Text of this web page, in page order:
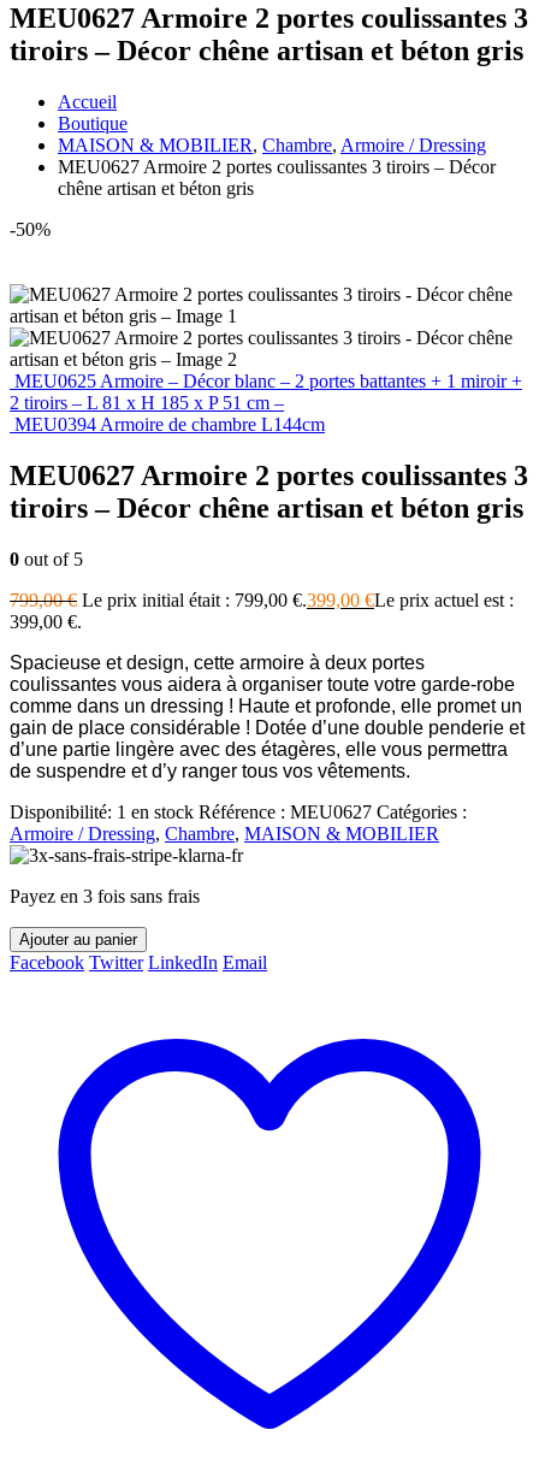
MEU0627 Armoire 2 portes coulissantes 3
tiroirs – Décor chêne artisan et béton gris
Accueil
Boutique
MAISON & MOBILIER, Chambre, Armoire / Dressing
MEU0627 Armoire 2 portes coulissantes 3 tiroirs – Décor
chêne artisan et béton gris
-50%
MEU0625 Armoire – Décor blanc – 2 portes battantes + 1 miroir +
2 tiroirs – L 81 x H 185 x P 51 cm –
MEU0394 Armoire de chambre L144cm
MEU0627 Armoire 2 portes coulissantes 3
tiroirs – Décor chêne artisan et béton gris
0 out of 5
799,00€ Le prix initial était : 799,00 €.399,00 €Le prix actuel est :
399,00 €.
Spacieuse et design, cette armoire à deux portes
coulissantes vous aidera à organiser toute votre garde-robe
comme dans un dressing ! Haute et profonde, elle promet un
gain de place considérable ! Dotée d’une double penderie et
d’une partie lingère avec des étagères, elle vous permettra
de suspendre et d’y ranger tous vos vêtements.
Disponibilité: 1 en stock Référence : MEU0627 Catégories :
Armoire / Dressing, Chambre, MAISON & MOBILIER
Payez en 3 fois sans frais
Ajouter au panier
Facebook Twitter LinkedIn Email